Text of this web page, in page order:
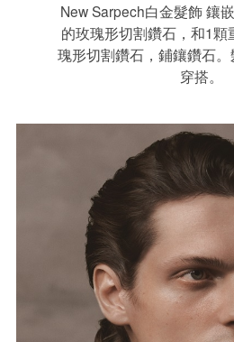
New Sarpech白金髮飾 鑲
的玫瑰形切割鑽石，和1顆
瑰形切割鑽石，鋪鑲鑽石
穿搭。